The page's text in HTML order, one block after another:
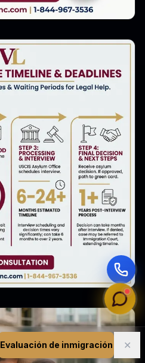
Evaluación de inmigración ✕